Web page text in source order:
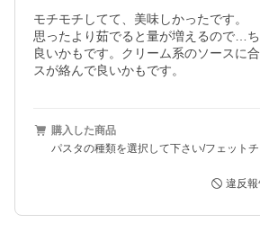
モチモチしてて、美味しかったです。
思ったより茹でると量が増えるので…
良いかもです。クリーム系のソースに
スが絡んで良いかもです。
購入した商品
パスタの種類を選択して下さい/フェット
違反